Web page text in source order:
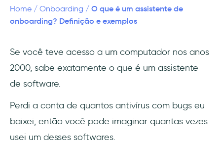
2- Nenhuma oportunidade prática
Rejeite a tradição, abrace a modernidade:
UserGuiding
👈
Os melhores exemplos de assistentes de
onboarding
Home / Onboarding / O que é um assistente de
onboarding? Definição e exemplos
Se você teve acesso a um computador nos anos
2000, sabe exatamente o que é um assistente
de software.
Perdi a conta de quantos antivírus com bugs eu
baixei, então você pode imaginar quantas vezes
usei um desses softwares.